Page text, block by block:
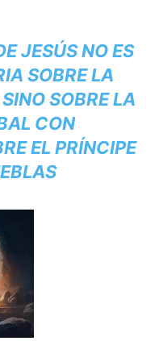
JESÚS NO ES
SOBRE LA
SOBRE LA
CON
EL PRÍNCIPE